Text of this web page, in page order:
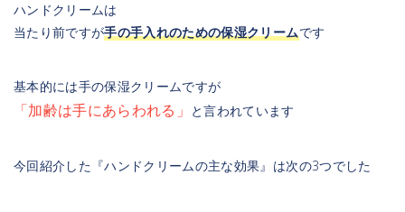
ハンドクリームは
当たり前ですが手の手入れのための保湿クリームです
基本的には手の保湿クリームですが
「加齢は手にあらわれる」 と言われています
今回紹介した『ハンドクリームの主な効果』は次の3つでした